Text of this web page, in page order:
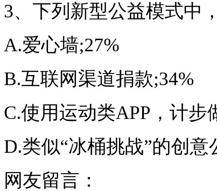
3、下列新型公益模式中
A.爱心墙;27%
B.互联网渠道捐款;34%
C.使用运动类APP，计步
D.类似“冰桶挑战”的创意
网友留言：